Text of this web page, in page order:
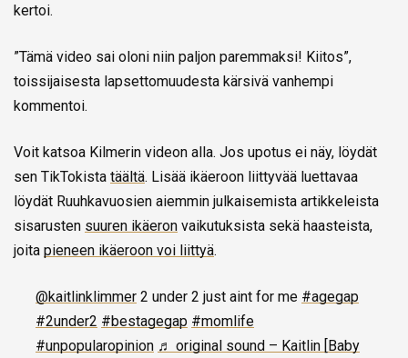
kertoi.
”Tämä video sai oloni niin paljon paremmaksi! Kiitos”,
toissijaisesta lapsettomuudesta kärsivä vanhempi
kommentoi.
Voit katsoa Kilmerin videon alla. Jos upotus ei näy, löydät
sen TikTokista täältä. Lisää ikäeroon liittyvää luettavaa
löydät Ruuhkavuosien aiemmin julkaisemista artikkeleista
sisarusten suuren ikäeron vaikutuksista sekä haasteista,
joita pieneen ikäeroon voi liittyä.
@kaitlinklimmer 2 under 2 just aint for me #agegap
#2under2 #bestagegap #momlife
#unpopularopinion ♬ original sound – Kaitlin [Baby